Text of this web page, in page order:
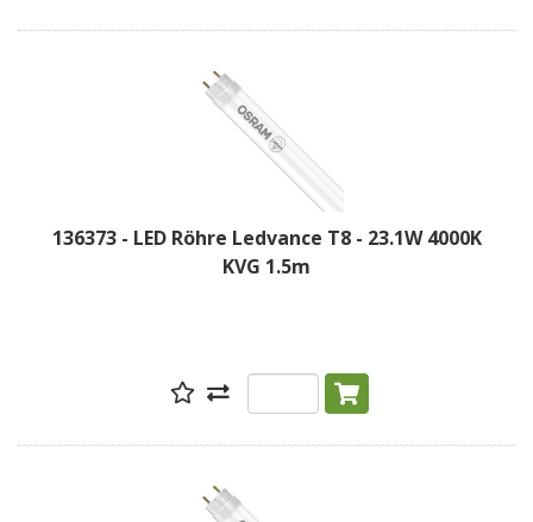
136373 - LED Röhre Ledvance T8 - 23.1W 4000K
KVG 1.5m